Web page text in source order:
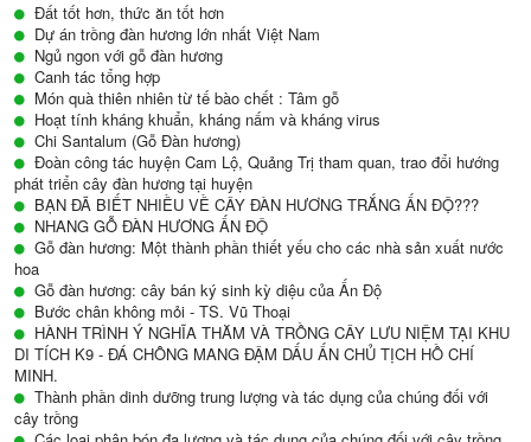
Đất tốt hơn, thức ăn tốt hơn
Dự án trồng đàn hương lớn nhất Việt Nam
Ngủ ngon với gỗ đàn hương
Canh tác tổng hợp
Món quà thiên nhiên từ tế bào chết : Tâm gỗ
Hoạt tính kháng khuẩn, kháng nấm và kháng virus
Chi Santalum (Gỗ Đàn hương)
Đoàn công tác huyện Cam Lộ, Quảng Trị tham quan, trao đổi hướng
phát triển cây đàn hương tại huyện
BẠN ĐÃ BIẾT NHIỀU VỀ CÂY ĐÀN HƯƠNG TRẮNG ẤN ĐỘ???
NHANG GỖ ĐÀN HƯƠNG ẤN ĐỘ
Gỗ đàn hương: Một thành phần thiết yếu cho các nhà sản xuất nước
hoa
Gỗ đàn hương: cây bán ký sinh kỳ diệu của Ấn Độ
Bước chân không mỏi - TS. Vũ Thoại
HÀNH TRÌNH Ý NGHĨA THĂM VÀ TRỒNG CÂY LƯU NIỆM TẠI KHU
DI TÍCH K9 - ĐÁ CHÔNG MANG ĐẬM DẤU ẤN CHỦ TỊCH HỒ CHÍ
MINH.
Thành phần dinh dưỡng trung lượng và tác dụng của chúng đối với
cây trồng